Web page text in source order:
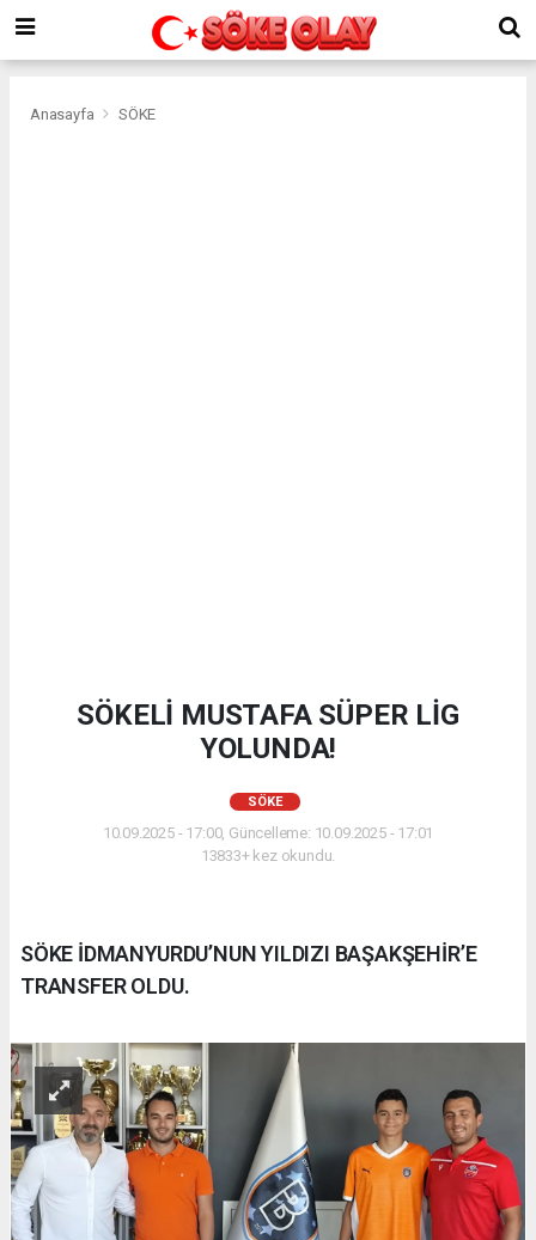
Anasayfa SÖKE
SÖKELİ MUSTAFA SÜPER LİG
YOLUNDA!
SÖKE
10.09.2025 - 17:00, Güncelleme: 10.09.2025 - 17:01
13833+ kez okundu.
SÖKE İDMANYURDU’NUN YILDIZI BAŞAKŞEHİR’E
TRANSFER OLDU.